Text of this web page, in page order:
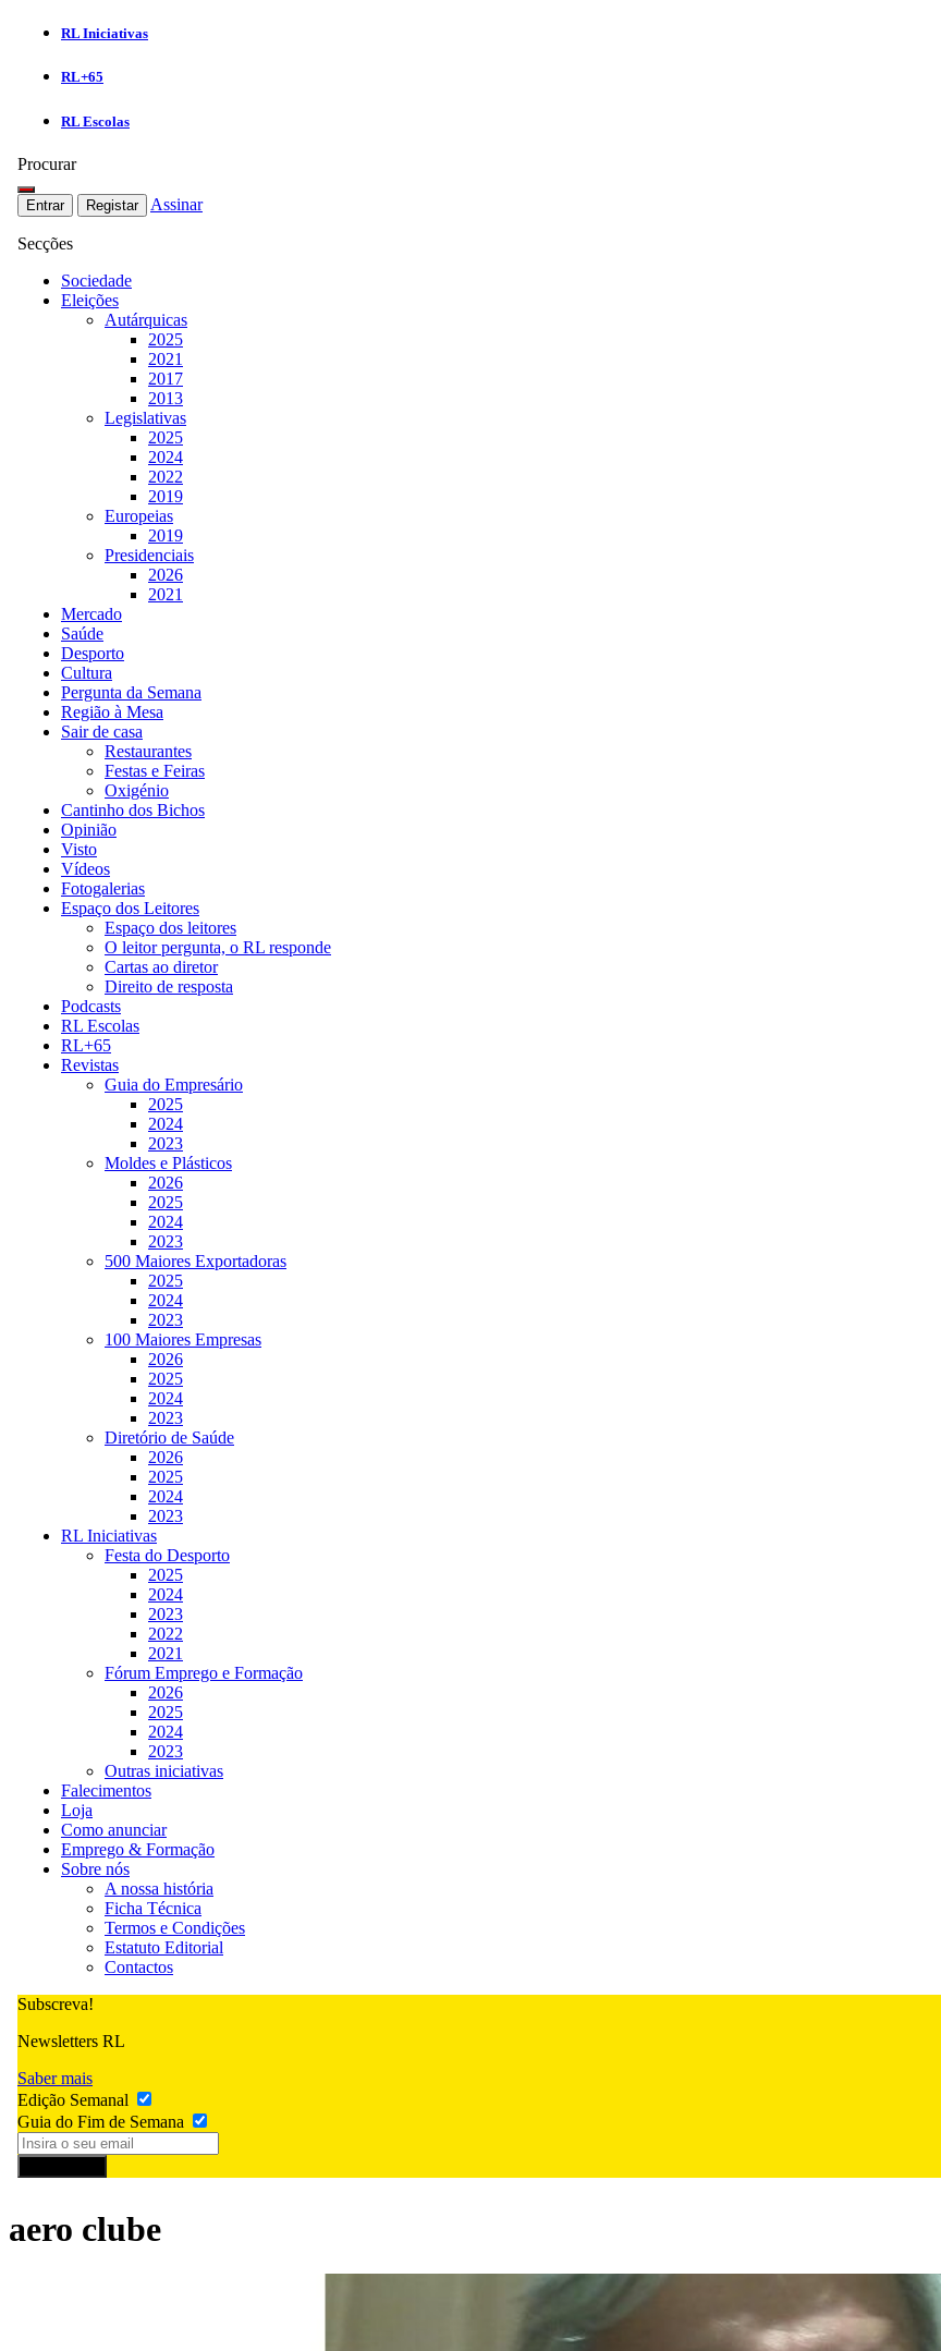
RL Iniciativas
RL+65
RL Escolas
Procurar
Entrar Registar Assinar
Secções
Sociedade
Eleições
Autárquicas
2025
2021
2017
2013
Legislativas
2025
2024
2022
2019
Europeias
2019
Presidenciais
2026
2021
Mercado
Saúde
Desporto
Cultura
Pergunta da Semana
Região à Mesa
Sair de casa
Restaurantes
Festas e Feiras
Oxigénio
Cantinho dos Bichos
Opinião
Visto
Vídeos
Fotogalerias
Espaço dos Leitores
Espaço dos leitores
O leitor pergunta, o RL responde
Cartas ao diretor
Direito de resposta
Podcasts
RL Escolas
RL+65
Revistas
Guia do Empresário
2025
2024
2023
Moldes e Plásticos
2026
2025
2024
2023
500 Maiores Exportadoras
2025
2024
2023
100 Maiores Empresas
2026
2025
2024
2023
Diretório de Saúde
2026
2025
2024
2023
RL Iniciativas
Festa do Desporto
2025
2024
2023
2022
2021
Fórum Emprego e Formação
2026
2025
2024
2023
Outras iniciativas
Falecimentos
Loja
Como anunciar
Emprego & Formação
Sobre nós
A nossa história
Ficha Técnica
Termos e Condições
Estatuto Editorial
Contactos
Subscreva!
Newsletters RL
Saber mais
Edição Semanal
Guia do Fim de Semana
aero clube